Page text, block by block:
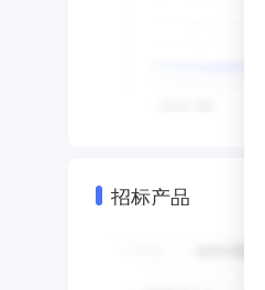
招标产品